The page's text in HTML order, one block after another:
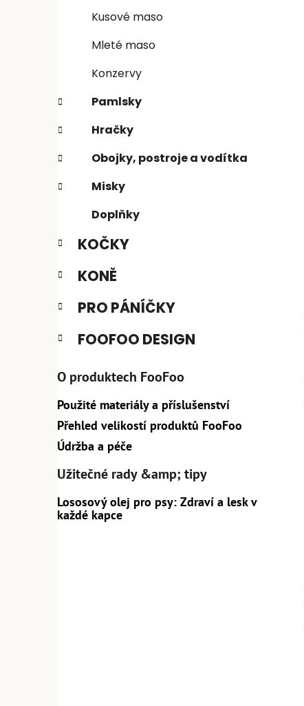
e
l
Kusové maso
Mleté maso
Konzervy
Pamlsky
Hračky
Obojky, postroje a vodítka
Misky
Doplňky
KOČKY
KONĚ
PRO PÁNÍČKY
FOOFOO DESIGN
O produktech FooFoo
Použité materiály a příslušenství
Přehled velikostí produktů FooFoo
Údržba a péče
Užitečné rady &amp; tipy
Lososový olej pro psy: Zdraví a lesk v
každé kapce